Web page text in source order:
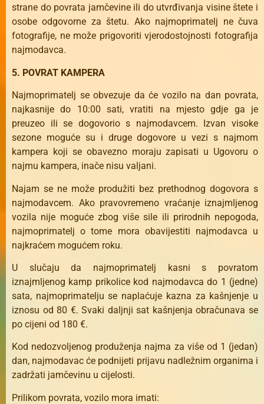
strane do povrata jamčevine ili do utvrđivanja visine štete i
osobe odgovorne za štetu. Ako najmoprimatelj ne čuva
fotografije, ne može prigovoriti vjerodostojnosti fotografija
najmodavca.
5. POVRAT KAMPERA
Najmoprimatelj se obvezuje da će vozilo na dan povrata,
najkasnije do 10:00 sati, vratiti na mjesto gdje ga je
preuzeo ili se dogovorio s najmodavcem. Izvan visoke
sezone moguće su i druge dogovore u vezi s najmom
kampera koji se obavezno moraju zapisati u Ugovoru o
najmu kampera, inače nisu valjani.
Najam se ne može produžiti bez prethodnog dogovora s
najmodavcem. Ako pravovremeno vraćanje iznajmljenog
vozila nije moguće zbog više sile ili prirodnih nepogoda,
najmoprimatelj o tome mora obavijestiti najmodavca u
najkraćem mogućem roku.
U slučaju da najmoprimatelj kasni s povratom
iznajmljenog kamp prikolice kod najmodavca do 1 (jedne)
sata, najmoprimatelju se naplaćuje kazna za kašnjenje u
iznosu od 80 €. Svaki daljnji sat kašnjenja obračunava se
po cijeni od 180 €.
Kod nedozvoljenog produženja najma za više od 1 (jedan)
dan, najmodavac će podnijeti prijavu nadležnim organima i
zadržati jamčevinu u cijelosti.
Prilikom povrata, vozilo mora imati: